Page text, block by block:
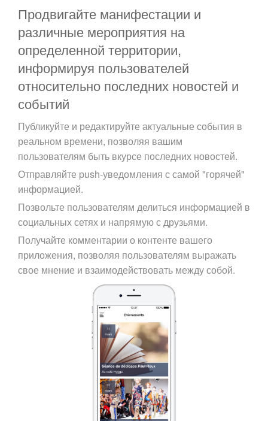
Продвигайте манифестации и
различные мероприятия на
определенной территории,
информируя пользователей
относительно последних новостей и
событий
Публикуйте и редактируйте актуальные события в
реальном времени, позволяя вашим
пользователям быть вкурсе последних новостей.
Отправляйте push-уведомления с самой "горячей"
информацией.
Позвольте пользователям делиться информацией в
социальных сетях и напрямую с друзьями.
Получайте комментарии о контенте вашего
приложения, позволяя пользователям выражать
свое мнение и взаимодействовать между собой.